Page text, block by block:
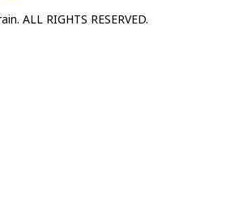
ALL RIGHTS RESERVED.